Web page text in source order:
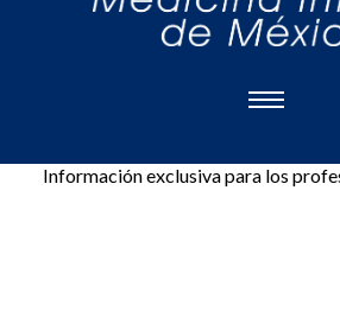
Información exclusiva para los